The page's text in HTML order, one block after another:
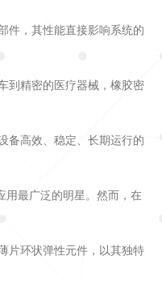
件，其性能直接影响系统的
到精密的医疗器械，橡胶密
备高效、稳定、长期运行的
用最广泛的明星。然而，在
片环状弹性元件，以其独特